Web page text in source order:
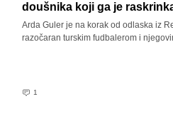
doušnika koji ga je
Arda Guler je na korak od odlaska iz
razočaran turskim fudbalerom i
1